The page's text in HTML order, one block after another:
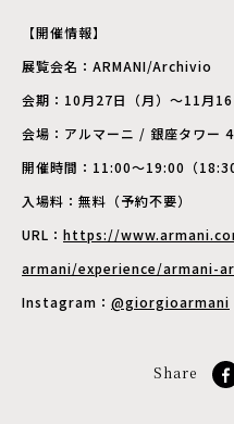
【開催情報】
展覧会名：ARMANI/Archivio
会期：10月27日（月）～11月16
会場：アルマーニ / 銀座タワー
開催時間：11:00～19:00（18:30
入場料：無料（予約不要）
URL： https://
armani/experience/armani-
Instagram： @giorgioarmani
Share